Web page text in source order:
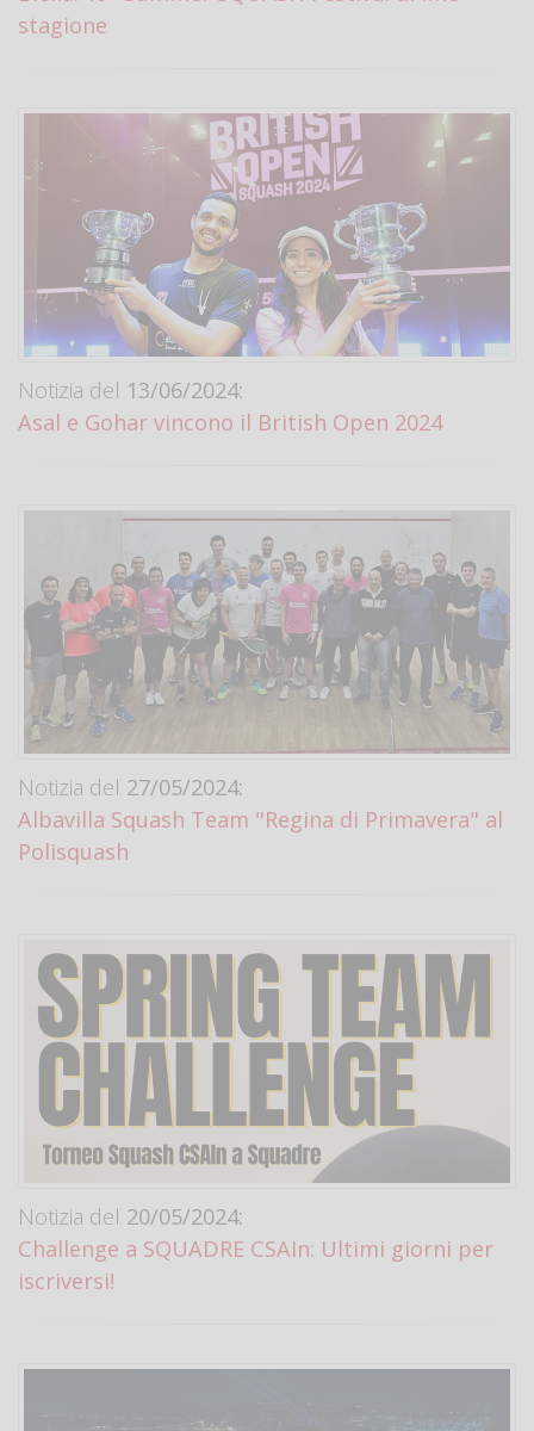
stagione
Notizia del 13/06/2024:
Asal e Gohar vincono il British Open 2024
Notizia del 27/05/2024:
Albavilla Squash Team "Regina di Primavera" al
Polisquash
Notizia del 20/05/2024:
Challenge a SQUADRE CSAIn: Ultimi giorni per
iscriversi!